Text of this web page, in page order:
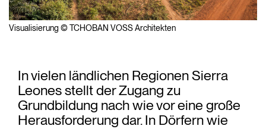
Visualisierung © TCHOBAN VOSS Architekten
In vielen ländlichen Regionen Sierra
Leones stellt der Zugang zu
Grundbildung nach wie vor eine große
Herausforderung dar. In Dörfern wie